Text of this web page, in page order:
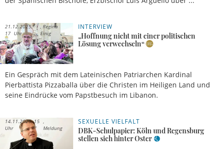
INTERVIEW
„Hoffnung nicht mit einer politischen
Lösung verwechseln“
Ein Gespräch mit dem Lateinischen Patriarchen Kardinal
Pierbattista Pizzaballa über die Christen im Heiligen Land und
seine Eindrücke vom Papstbesuch im Libanon.
21.12.2025,
17 Uhr
Regina
Einig
SEXUELLE VIELFALT
DBK-Schulpapier: Köln und Regensburg
stellen sich hinter Oster
14.11.2025, 15
Uhr
Meldung